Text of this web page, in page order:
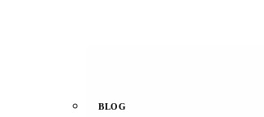
BLOG